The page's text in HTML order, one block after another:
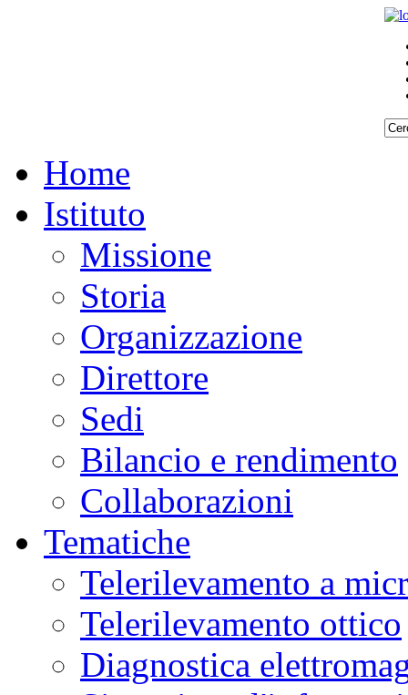
Home
Istituto
Missione
Storia
Organizzazione
Direttore
Sedi
Bilancio e rendimento
Collaborazioni
Tematiche
Telerilevamento a
Telerilevamento ottico
Diagnostica